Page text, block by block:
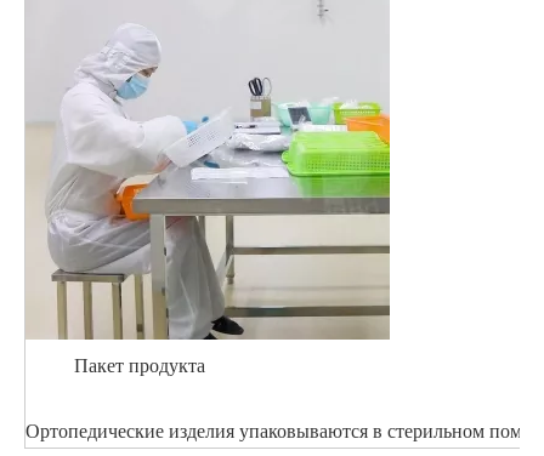
Пакет продукта
Ортопедические изделия упаковываются в стерильном